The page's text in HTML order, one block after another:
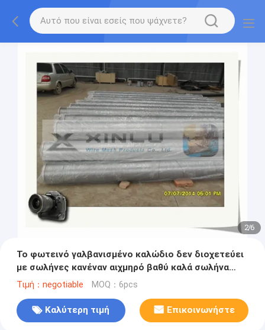
2/6
Το φωτεινό γαλβανισμένο καλώδιο δεν διοχετεύει
με σωλήνες κανέναν αιχμηρό βαθύ καλά σωλήνα
χάλυβα χαμηλού άνθρακα φίλτρων
Τιμή：negotiable MOQ：6pcs
Καλύτερη τιμή Επικοινωνήστε